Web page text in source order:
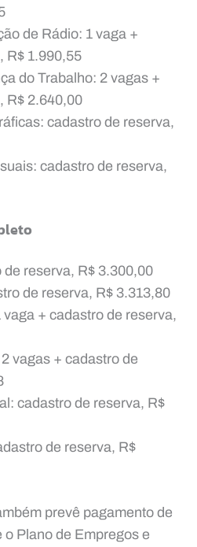
de Rádio: 1 vaga +
R$ 1.990,55
do Trabalho: 2 vagas +
R$ 2.640,00
cadastro de reserva,
cadastro de reserva,
reserva, R$ 3.300,00
de reserva, R$ 3.313,80
+ cadastro de reserva,
vagas + cadastro de
cadastro de reserva, R$
de reserva, R$
prevê pagamento de
Plano de Empregos e